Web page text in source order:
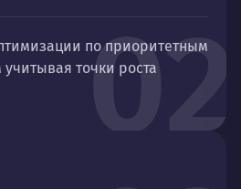
02
по приоритетным
точки роста